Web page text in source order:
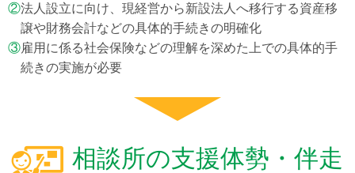
②法人設立に向け、現経営から新設法人へ移行する資産移
譲や財務会計などの具体的手続きの明確化
③雇用に係る社会保険などの理解を深めた上での具体的手
続きの実施が必要
相談所の支援体勢・伴走